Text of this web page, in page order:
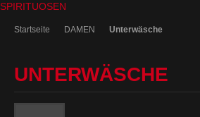
SPIRITUOSEN
Startseite DAMEN Unterwäsche
UNTERWÄSCHE